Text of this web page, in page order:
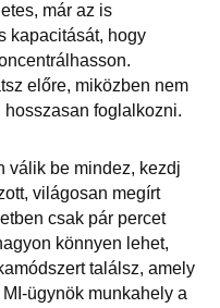
már az is
kapacitását, hogy
előre, miközben nem
foglalkozni.
válik be mindez, kezdj
világosan megírt
csak pár percet
könnyen lehet,
találsz, amely
ügynök munkahely a